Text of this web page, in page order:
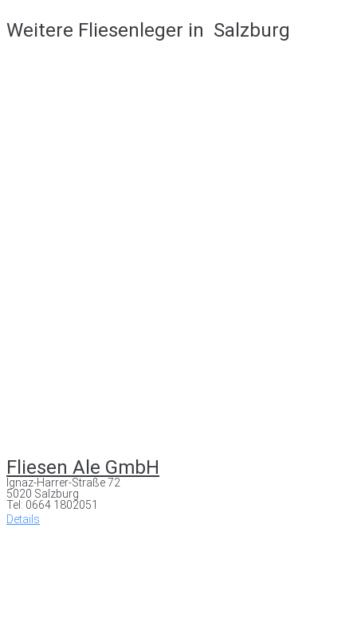
Weitere Fliesenleger in Salzburg
Fliesen Ale GmbH
Ignaz-Harrer-Straße 72
5020 Salzburg
Tel: 0664 1802051
Details